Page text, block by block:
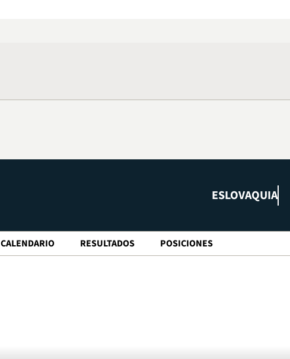
ESLOVAQUIA
CALENDARIO RESULTADOS POSICIONES